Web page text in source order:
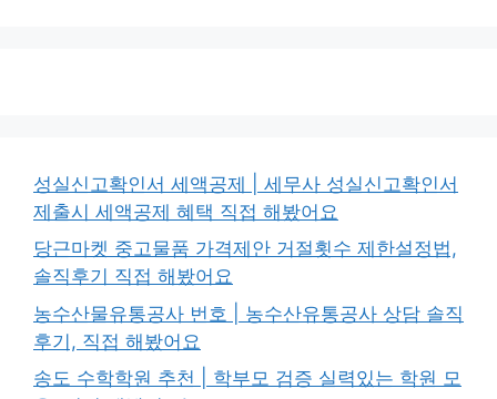
성실신고확인서 세액공제 | 세무사 성실신고확인서
제출시 세액공제 혜택 직접 해봤어요
당근마켓 중고물품 가격제안 거절횟수 제한설정법,
솔직후기 직접 해봤어요
농수산물유통공사 번호 | 농수산유통공사 상담 솔직
후기, 직접 해봤어요
송도 수학학원 추천 | 학부모 검증 실력있는 학원 모